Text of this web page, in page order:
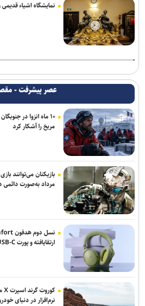
وزیر راه: تکمیل مسکن مهر و اتصال ریلی پردیس
تراکنش‌های بانکی
ثبت رکورد ۱۰ هزار جایگزینی موفق/
محقق شد
دانش فنی و نوسازی بذرها برای تضمین امنیت
نمایشگاه اشیاء
عصر پیشرفت -
۱۰ ماه انزوا در
مریخ را آشکار کرد
مرداد به‌صورت دائمی
ارتقایافته و پورت USB-C عرضه شد
نرم‌افزار در دنیای